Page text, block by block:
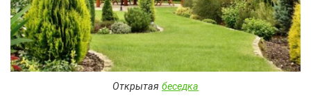
Открытая беседка